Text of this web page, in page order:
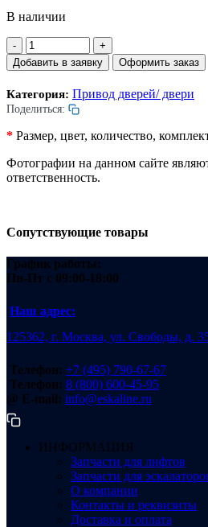
В наличии
Количество
товара
Отводка
лифта.
Compact
Fermator.
T2.
Левая.
Добавить в заявку Оформить заказ
Категория: Привод дверей/ двери
Поделиться:
* Размер, цвет, количество,
Фотографии на данном сайте
ответственность.
Сопутствующие товары
График работы:
Пн-Пт с 09:00-18:00
Наш адрес:
125362, г. Москва, ул. Свободы, д.
Телефон: +7 (495) 790-67-67
Телефон: 8 (800) 600-45-95
@ E-mail: info@eskaline.ru
ИНФОРМАЦИЯ
Запчасти для лифтов
Запчасти для
О компании
Контакты и реквизиты
Доставка и оплата